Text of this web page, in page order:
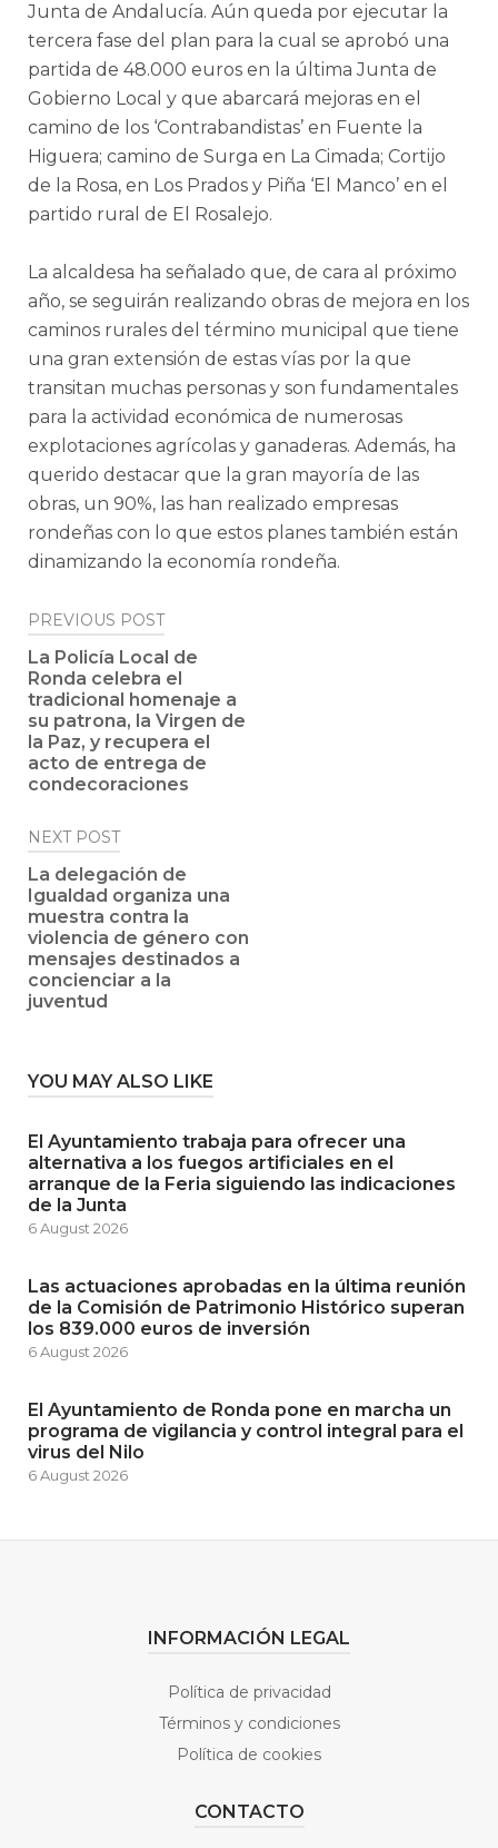
Junta de Andalucía. Aún queda por ejecutar la
tercera fase del plan para la cual se aprobó una
partida de 48.000 euros en la última Junta de
Gobierno Local y que abarcará mejoras en el
camino de los ‘Contrabandistas’ en Fuente la
Higuera; camino de Surga en La Cimada; Cortijo
de la Rosa, en Los Prados y Piña ‘El Manco’ en el
partido rural de El Rosalejo.
La alcaldesa ha señalado que, de cara al próximo
año, se seguirán realizando obras de mejora en los
caminos rurales del término municipal que tiene
una gran extensión de estas vías por la que
transitan muchas personas y son fundamentales
para la actividad económica de numerosas
explotaciones agrícolas y ganaderas. Además, ha
querido destacar que la gran mayoría de las
obras, un 90%, las han realizado empresas
rondeñas con lo que estos planes también están
dinamizando la economía rondeña.
Post
navigation
PREVIOUS POST
La Policía Local de
Ronda celebra el
tradicional homenaje a
su patrona, la Virgen de
la Paz, y recupera el
acto de entrega de
condecoraciones
NEXT POST
La delegación de
Igualdad organiza una
muestra contra la
violencia de género con
mensajes destinados a
concienciar a la
juventud
YOU MAY ALSO LIKE
El Ayuntamiento trabaja para ofrecer una
alternativa a los fuegos artificiales en el
arranque de la Feria siguiendo las indicaciones
de la Junta
6 August 2026
Las actuaciones aprobadas en la última reunión
de la Comisión de Patrimonio Histórico superan
los 839.000 euros de inversión
6 August 2026
El Ayuntamiento de Ronda pone en marcha un
programa de vigilancia y control integral para el
virus del Nilo
6 August 2026
INFORMACIÓN LEGAL
Política de privacidad
Términos y condiciones
Política de cookies
CONTACTO